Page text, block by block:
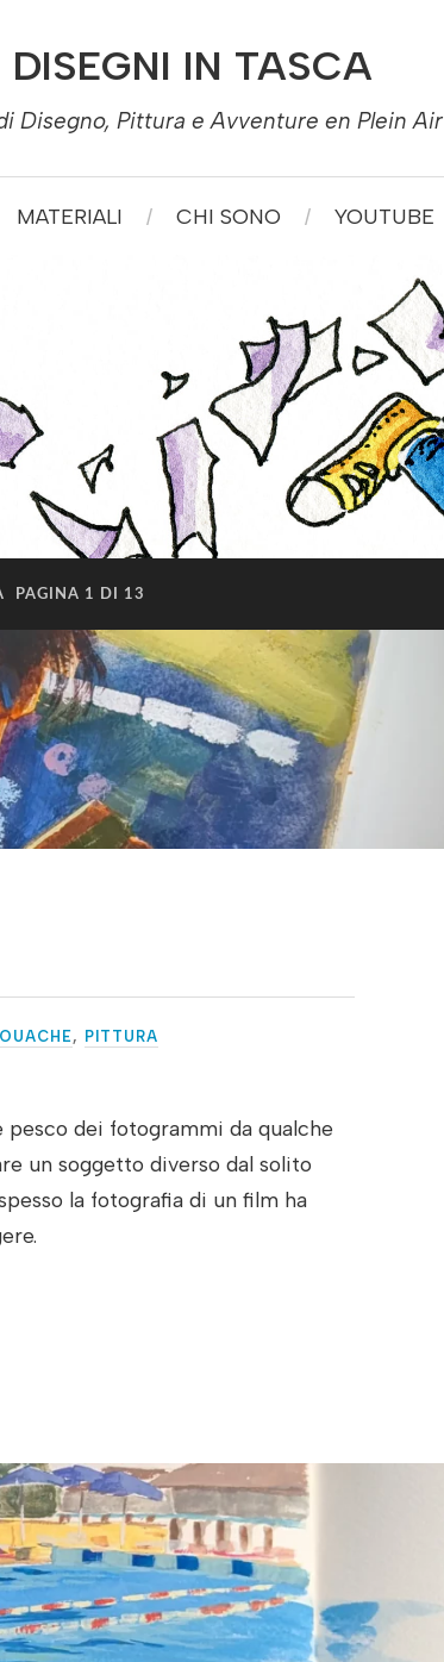
DISEGNI IN TASCA
Disegno, Pittura e Avventure en Plein Air
MATERIALI CHI SONO YOUTUBE
PAGINA 1 DI 13
, PITTURA
dei fotogrammi da qualche
un soggetto diverso dal solito
la fotografia di un film ha